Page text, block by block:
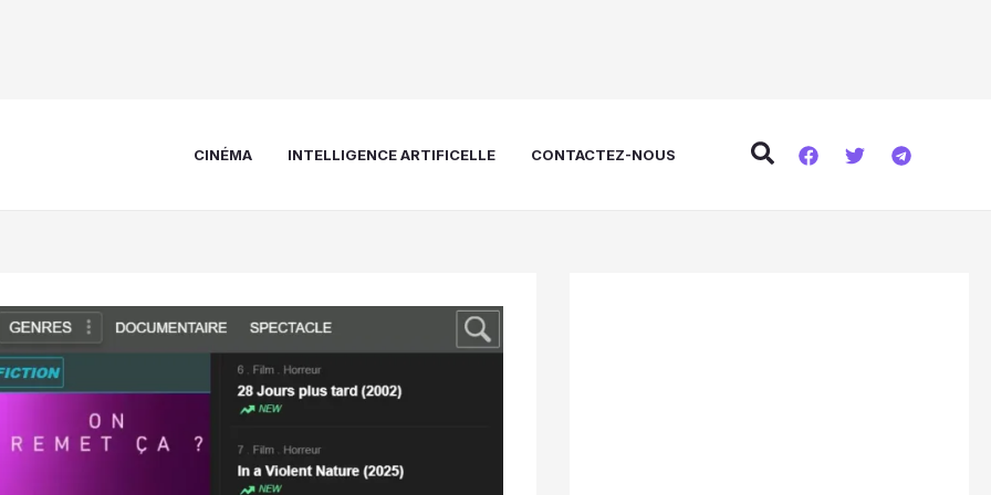
CINÉMA INTELLIGENCE ARTIFICELLE CONTACTEZ-NOUS Rechercher